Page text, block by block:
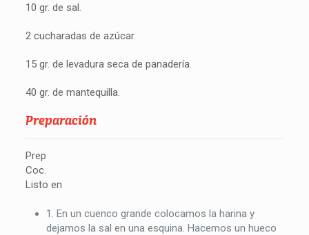
10 gr. de sal.
2 cucharadas de azúcar.
15 gr. de levadura seca de panadería.
40 gr. de mantequilla.
Preparación
Prep
Coc.
Listo en
1. En un cuenco grande colocamos la harina y
dejamos la sal en una esquina. Hacemos un hueco